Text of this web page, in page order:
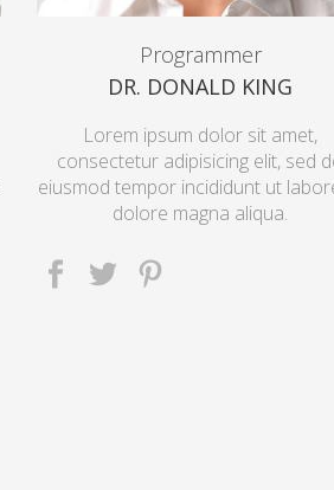
Programmer
DR. DONALD KING
Lorem ipsum dolor sit amet,
consectetur adipisicing elit, sed
eiusmod tempor incididunt ut
dolore magna aliqua.